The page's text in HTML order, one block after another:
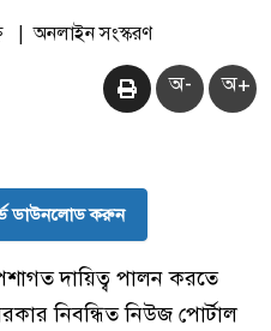
| অনলাইন সংস্করণ
অ- অ+
ডাউনলোড করুন
দায়িত্ব পালন করতে
নিবন্ধিত নিউজ পোর্টাল